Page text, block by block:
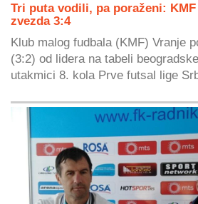
Tri puta vodili, pa poraženi: KMF
zvezda 3:4
Klub malog fudbala (KMF) Vranje
(3:2) od lidera na tabeli
utakmici 8. kola Prve futsal lige